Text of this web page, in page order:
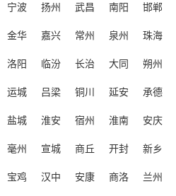
宁波 扬州 武昌 南阳 邯郸
金华 嘉兴 常州 泉州 珠海
洛阳 临汾 长治 大同 朔州
运城 吕梁 铜川 延安 承德
盐城 淮安 宿州 淮南 安庆
毫州 宣城 商丘 开封 新乡
宝鸡 汉中 安康 商洛 兰州